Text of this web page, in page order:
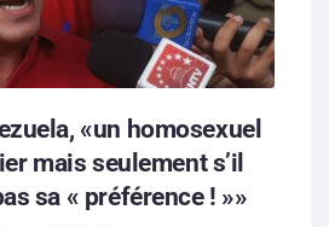
«un homosexuel
mais seulement s’il
sa « préférence ! »»